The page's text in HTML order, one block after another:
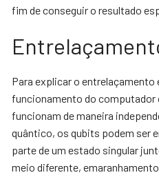
fim de conseguir o resultado
Para explicar o entrelaçamento
funcionamento do
funcionam de maneira
quântico, os qubits podem ser
parte de um estado singular
meio diferente,